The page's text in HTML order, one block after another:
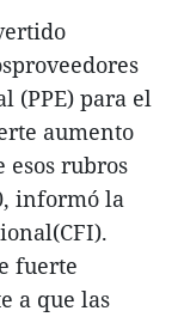
(PPE) para el
aumento
esos rubros
informó la
fuerte
a que las